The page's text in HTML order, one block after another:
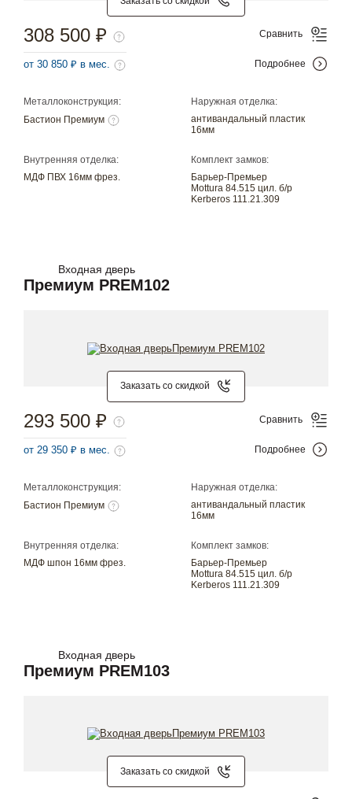
Металлоконструкция:
Бастион Премиум
Наружная отделка:
антивандальный пластик
16мм
Внутренняя отделка:
МДФ ПВХ 16мм фрез.
Комплект замков:
Барьер-Премьер
Mottura 84.515 цил. б/р
Kerberos 111.21.309
308 500 ₽
от 30 850 ₽ в мес.
Сравнить
Подробнее
Входная дверь
Премиум PREM102
Заказать со скидкой
Металлоконструкция:
Бастион Премиум
Наружная отделка:
антивандальный пластик
16мм
Внутренняя отделка:
МДФ шпон 16мм фрез.
Комплект замков:
Барьер-Премьер
Mottura 84.515 цил. б/р
Kerberos 111.21.309
293 500 ₽
от 29 350 ₽ в мес.
Сравнить
Подробнее
Входная дверь
Премиум PREM103
Заказать со скидкой